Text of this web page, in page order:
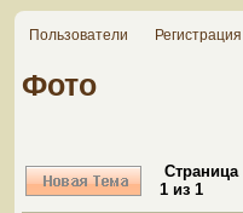
Пользователи Регистрация
Фото
Страница
1 из 1